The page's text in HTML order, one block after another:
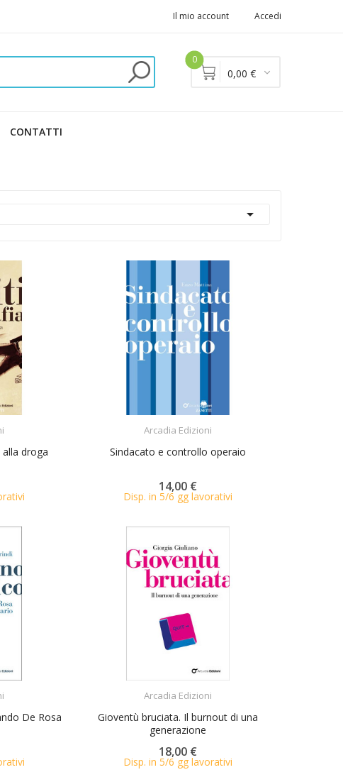
Il mio account Accedi
0
0,00 €
CONTATTI

droga
Arcadia Edizioni
Sindacato e controllo operaio
14,00 €
Disp. in 5/6 gg lavorativi
De Rosa
Arcadia Edizioni
Gioventù bruciata. Il burnout di una
generazione
18,00 €
Disp. in 5/6 gg lavorativi